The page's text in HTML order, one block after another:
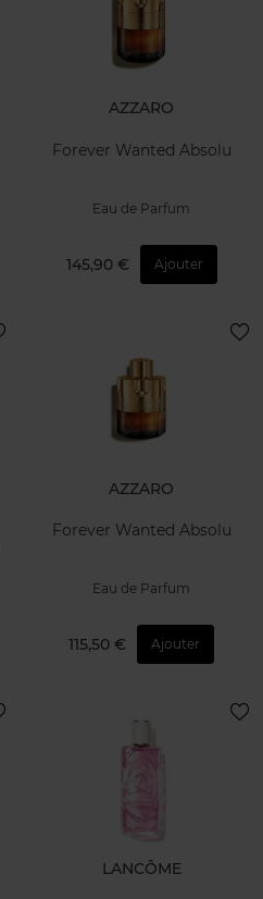
AZZARO
Forever Wanted Absolu
Eau de Parfum
145,90 € Ajouter
AZZARO
Forever Wanted Absolu
Eau de Parfum
115,50 € Ajouter
LANCÔME